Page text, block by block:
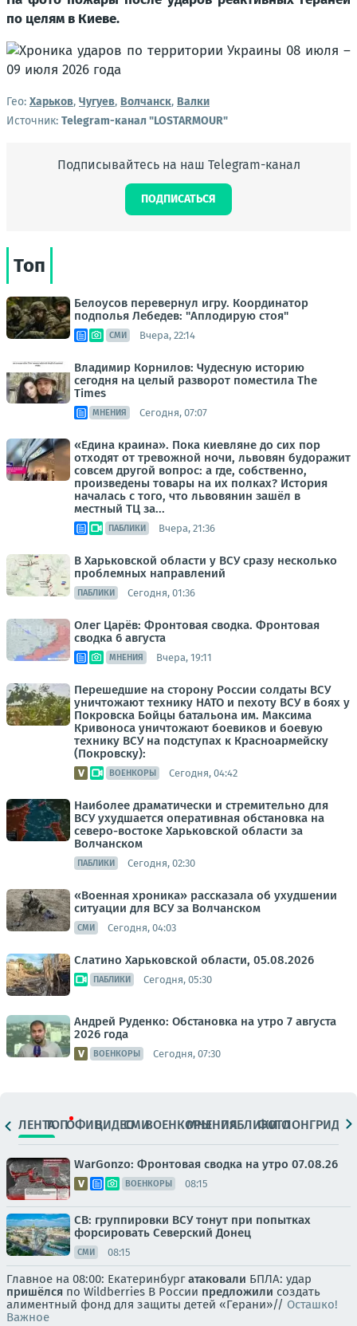
по целям в Киеве.
Гео: Харьков, Чугуев, Волчанск, Валки
Источник: Telegram-канал "LOSTARMOUR"
Подписывайтесь на наш Telegram-канал
ПОДПИСАТЬСЯ
Топ
Белоусов перевернул игру. Координатор
подполья Лебедев: "Аплодирую стоя"
СМИ Вчера, 22:14
Владимир Корнилов: Чудесную историю
сегодня на целый разворот поместила The
Times
МНЕНИЯ Сегодня, 07:07
«Едина краина». Пока киевляне до сих пор
отходят от тревожной ночи, львовян будоражит
совсем другой вопрос: а где, собственно,
произведены товары на их полках? История
началась с того, что львовянин зашёл в
местный ТЦ за...
ПАБЛИКИ Вчера, 21:36
В Харьковской области у ВСУ сразу несколько
проблемных направлений
ПАБЛИКИ Сегодня, 01:36
Олег Царёв: Фронтовая сводка. Фронтовая
сводка 6 августа
МНЕНИЯ Вчера, 19:11
Перешедшие на сторону России солдаты ВСУ
уничтожают технику НАТО и пехоту ВСУ в боях у
Покровска Бойцы батальона им. Максима
Кривоноса уничтожают боевиков и боевую
технику ВСУ на подступах к Красноармейску
(Покровску):
ВОЕНКОРЫ Сегодня, 04:42
Наиболее драматически и стремительно для
ВСУ ухудшается оперативная обстановка на
северо-востоке Харьковской области за
Волчанском
ПАБЛИКИ Сегодня, 02:30
«Военная хроника» рассказала об ухудшении
ситуации для ВСУ за Волчанском
СМИ Сегодня, 04:03
Слатино Харьковской области, 05.08.2026
ПАБЛИКИ Сегодня, 05:30
Андрей Руденко: Обстановка на утро 7 августа
2026 года
ВОЕНКОРЫ Сегодня, 07:30
ЛЕНТАТОПОФИЦ.ВИДЕОСМИВОЕНКОРЫМНЕНИЯПАБЛИКИ
ФОТОЛОНГРИДЫ
WarGonzo: Фронтовая сводка на утро 07.08.26
ВОЕНКОРЫ 08:15
СВ: группировки ВСУ тонут при попытках
форсировать Северский Донец
СМИ 08:15
Главное на 08:00: Екатеринбургатаковали БПЛА: удар
пришёлся по Wildberries В России предложили создать
алиментный фонд для защиты детей «Герани»// Осташко!
Важное